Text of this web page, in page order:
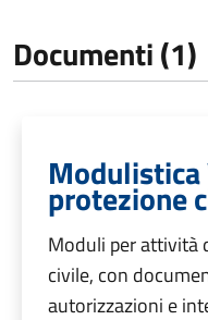
Documenti (1)
protezione
Moduli per attività
civile, con
autorizzazioni e